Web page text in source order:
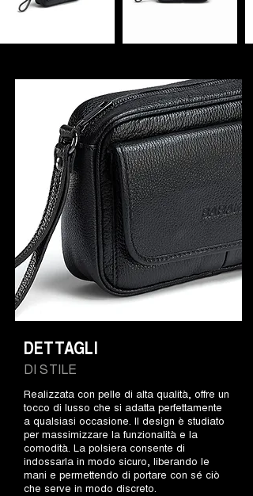
DI STILE
DETTAGLI
Realizzata con pelle di alta qualità, offre un
tocco di lusso che si adatta perfettamente
a qualsiasi occasione. Il design è studiato
per massimizzare la funzionalità e la
comodità. La polsiera consente di
indossarla in modo sicuro, liberando le
mani e permettendo di portare con sé ciò
che serve in modo discreto.